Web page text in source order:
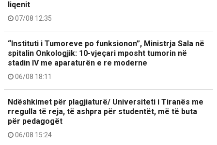
liqenit
07/08 12:35
“Instituti i Tumoreve po funksionon”, Ministrja Sala në
spitalin Onkologjik: 10-vjeçari mposht tumorin në
stadin IV me aparaturën e re moderne
06/08 18:11
Ndëshkimet për plagjiaturë/ Universiteti i Tiranës me
rregulla të reja, të ashpra për studentët, më të buta
për pedagogët
06/08 15:24